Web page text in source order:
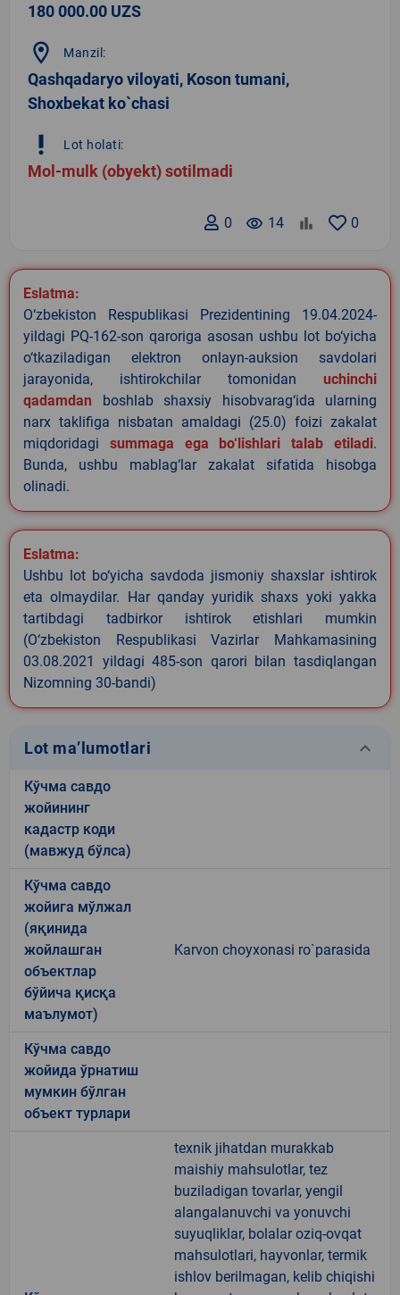
180 000.00 UZS
location_on Manzil:
Qashqadaryo viloyati, Koson tumani,
Shoxbekat ko`chasi
priority_high Lot holati:
Mol-mulk (obyekt) sotilmadi
0
remove_red_eye 14
0
Eslatma:
O‘zbekiston Respublikasi Prezidentining 19.04.2024-
yildagi PQ-162-son qaroriga asosan ushbu lot bo‘yicha
o‘tkaziladigan elektron onlayn-auksion savdolari
jarayonida, ishtirokchilar tomonidan uchinchi
qadamdan boshlab shaxsiy hisobvarag‘ida ularning
narx taklifiga nisbatan amaldagi (25.0) foizi zakalat
miqdoridagi summaga ega bo‘lishlari talab etiladi.
Bunda, ushbu mablag‘lar zakalat sifatida hisobga
olinadi.
Eslatma:
Ushbu lot bo‘yicha savdoda jismoniy shaxslar ishtirok
eta olmaydilar. Har qanday yuridik shaxs yoki yakka
tartibdagi tadbirkor ishtirok etishlari mumkin
(O‘zbekiston Respublikasi Vazirlar Mahkamasining
03.08.2021 yildagi 485-son qarori bilan tasdiqlangan
Nizomning 30-bandi)
Lot ma’lumotlari keyboard_arrow_down
Кўчма савдо
жойининг
кадастр коди
(мавжуд бўлса)
Кўчма савдо
жойига мўлжал
(яқинида
жойлашган
объектлар
бўйича қисқа
маълумот)
Karvon choyxonasi ro`parasida
Кўчма савдо
жойида ўрнатиш
мумкин бўлган
объект турлари
texnik jihatdan murakkab
maishiy mahsulotlar, tez
buziladigan tovarlar, yengil
alangalanuvchi va yonuvchi
suyuqliklar, bolalar oziq-ovqat
mahsulotlari, hayvonlar, termik
ishlov berilmagan, kelib chiqishi